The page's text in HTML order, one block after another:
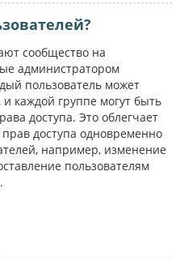
сообщество на
администратором
пользователь может
и каждой группе могут быть
доступа. Это облегчает
доступа одновременно
например, изменение
пользователям